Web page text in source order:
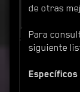
de otras
Para
siguiente